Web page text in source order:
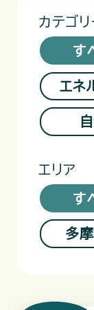
カテゴリ
す
エネ
エリア
す
多